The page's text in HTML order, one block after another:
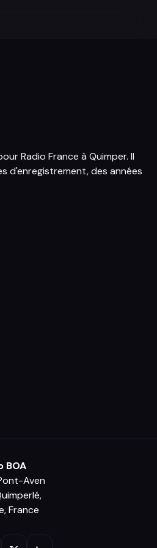
Radio France à Quimper. Il
d'enregistrement, des années
BOA
Aven
France